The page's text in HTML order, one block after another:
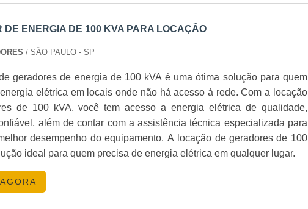
DE ENERGIA DE 100 KVA PARA LOCAÇÃO
/ SÃO PAULO - SP
geradores de energia de 100 kVA é uma ótima solução para quem
elétrica em locais onde não há acesso à rede. Com a locação
de 100 kVA, você tem acesso a energia elétrica de qualidade,
além de contar com a assistência técnica especializada para
desempenho do equipamento. A locação de geradores de 100
ideal para quem precisa de energia elétrica em qualquer lugar.